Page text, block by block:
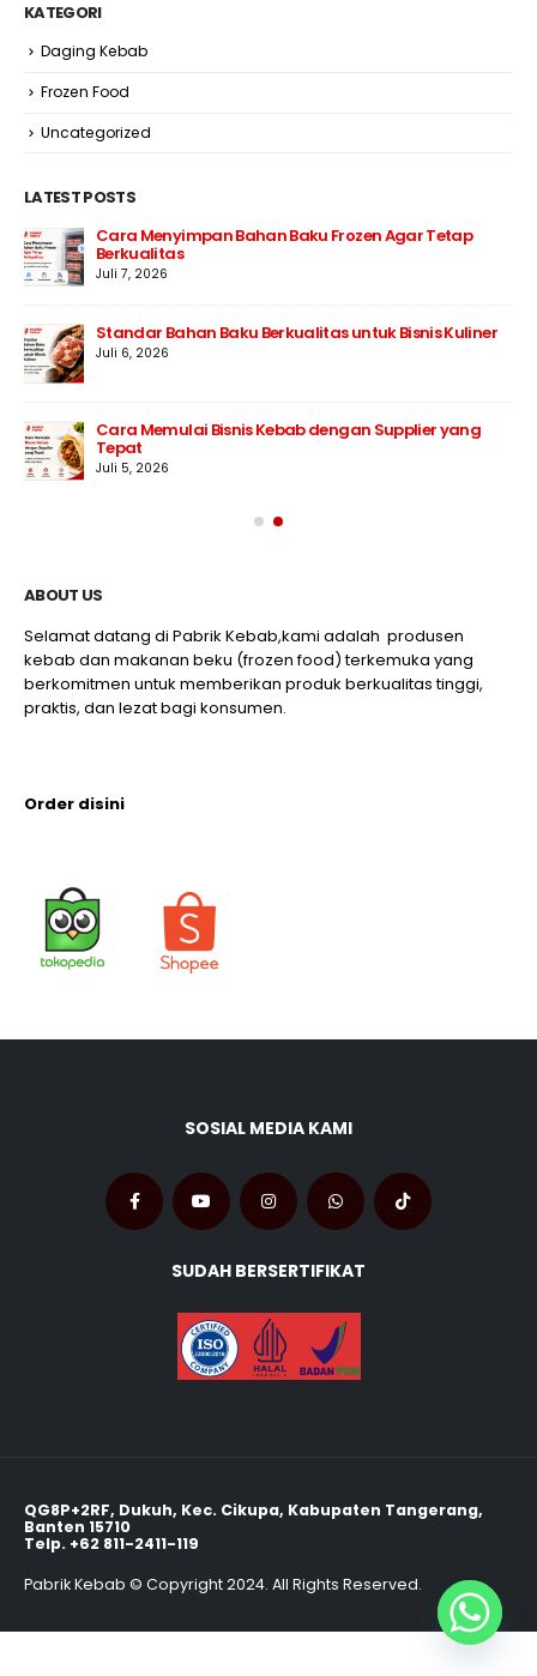
KATEGORI
Daging Kebab
Frozen Food
Uncategorized
LATEST POSTS
Cara Menyimpan Bahan Baku Frozen Agar Tetap
Berkualitas
Juli 7, 2026
Standar Bahan Baku Berkualitas untuk Bisnis Kuliner
Juli 6, 2026
Cara Memulai Bisnis Kebab dengan Supplier yang
Tepat
Juli 5, 2026
ABOUT US
Selamat datang di Pabrik Kebab,kami adalah produsen
kebab dan makanan beku (frozen food) terkemuka yang
berkomitmen untuk memberikan produk berkualitas tinggi,
praktis, dan lezat bagi konsumen.
Order disini
SOSIAL MEDIA KAMI
SUDAH BERSERTIFIKAT
QG8P+2RF, Dukuh, Kec. Cikupa, Kabupaten Tangerang,
Banten 15710
Telp. +62 811-2411-119
Pabrik Kebab © Copyright 2024. All Rights Reserved.